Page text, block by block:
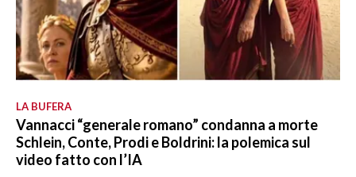
LA BUFERA
Vannacci “generale romano” condanna a morte
Schlein, Conte, Prodi e Boldrini: la polemica sul
video fatto con l’IA